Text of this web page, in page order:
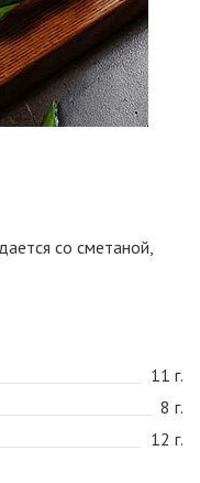
со сметаной,
11 г.
8 г.
12 г.